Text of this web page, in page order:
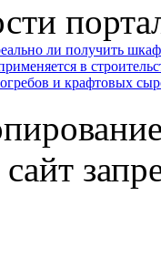
ли получить
в
и крафтовых